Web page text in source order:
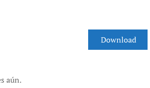
Download
aún.